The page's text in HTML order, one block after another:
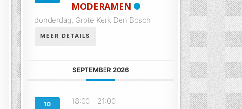
MODERAMEN
donderdag, Grote Kerk Den Bosch
MEER DETAILS
SEPTEMBER 2026
10 18:00 - 21:00